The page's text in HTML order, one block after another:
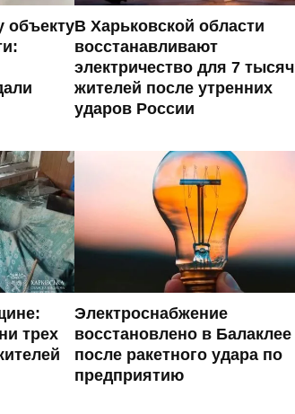
объектуВ Харьковской области
восстанавливают
электричество для 7 тысяч
жителей после утренних
ударов России
трех
Электроснабжение
восстановлено в Балаклее
после ракетного удара по
предприятию